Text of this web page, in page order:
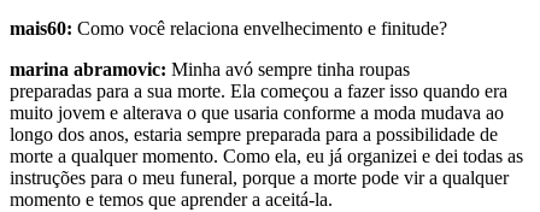
mais60: Como você relaciona envelhecimento e finitude?
marina abramovic: Minha avó sempre tinha roupas
preparadas para a sua morte. Ela começou a fazer isso quando era
muito jovem e alterava o que usaria conforme a moda mudava ao
longo dos anos, estaria sempre preparada para a possibilidade de
morte a qualquer momento. Como ela, eu já organizei e dei todas as
instruções para o meu funeral, porque a morte pode vir a qualquer
momento e temos que aprender a aceitá-la.